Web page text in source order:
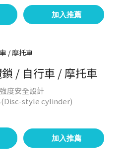
加入推薦
/ 自行車 / 摩托車
度安全設計
(Disc-style cylinder)
加入推薦